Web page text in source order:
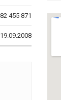
455 871
19.09.2008